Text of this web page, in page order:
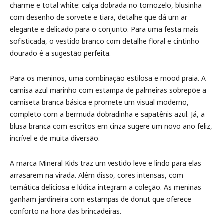
charme e total white: calça dobrada no tornozelo, blusinha
com desenho de sorvete e tiara, detalhe que dá um ar
elegante e delicado para o conjunto. Para uma festa mais
sofisticada, o vestido branco com detalhe floral e cintinho
dourado é a sugestão perfeita.
Para os meninos, uma combinação estilosa e mood praia. A
camisa azul marinho com estampa de palmeiras sobrepõe a
camiseta branca básica e promete um visual moderno,
completo com a bermuda dobradinha e sapatênis azul. Já, a
blusa branca com escritos em cinza sugere um novo ano feliz,
incrível e de muita diversão.
A marca Mineral Kids traz um vestido leve e lindo para elas
arrasarem na virada. Além disso, cores intensas, com
temática deliciosa e lúdica integram a coleção. As meninas
ganham jardineira com estampas de donut que oferece
conforto na hora das brincadeiras.